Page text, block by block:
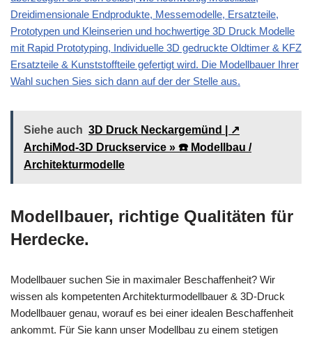
Dreidimensionale Endprodukte, Messemodelle, Ersatzteile,
Prototypen und Kleinserien und hochwertige 3D Druck Modelle
mit Rapid Prototyping, Individuelle 3D gedruckte Oldtimer & KFZ
Ersatzteile & Kunststoffteile gefertigt wird. Die Modellbauer Ihrer
Wahl suchen Sies sich dann auf der der Stelle aus.
Siehe auch 3D Druck Neckargemünd | ↗️
ArchiMod-3D Druckservice » ☎️ Modellbau /
Architekturmodelle
Modellbauer, richtige Qualitäten für
Herdecke.
Modellbauer suchen Sie in maximaler Beschaffenheit? Wir
wissen als kompetenten Architekturmodellbauer & 3D-Druck
Modellbauer genau, worauf es bei einer idealen Beschaffenheit
ankommt. Für Sie kann unser Modellbau zu einem stetigen